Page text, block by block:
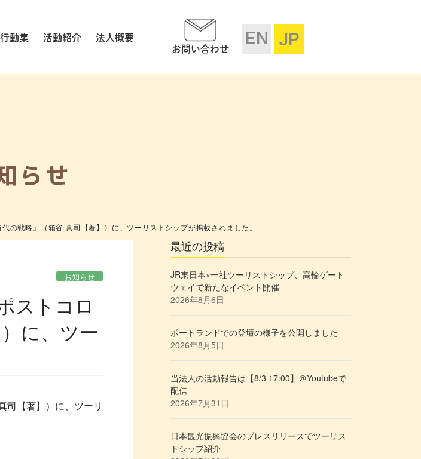
動集 活動紹介
法人概要
お問い合わせ
EN JP
らせ
の戦略』（箱谷 真司【著】）に、ツーリストシップが掲載されました。
お知らせ
ストコロ
に、ツー
【著】）に、ツーリ
最近の投稿
JR東日本×一社ツーリストシップ、高輪ゲート
ウェイで新たなイベント開催
2026年8月6日
ポートランドでの登壇の様子を公開しました
2026年8月5日
当法人の活動報告は【8/3 17:00】＠Youtubeで
配信
2026年7月31日
日本観光振興協会のプレスリリースでツーリス
トシップ紹介